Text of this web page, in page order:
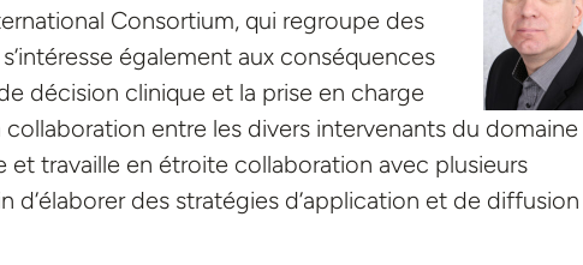
Consortium, qui regroupe des
également aux conséquences
décision clinique et la prise en charge
collaboration entre les divers intervenants du domaine
et travaille en étroite collaboration avec plusieurs
des stratégies d’application et de diffusion